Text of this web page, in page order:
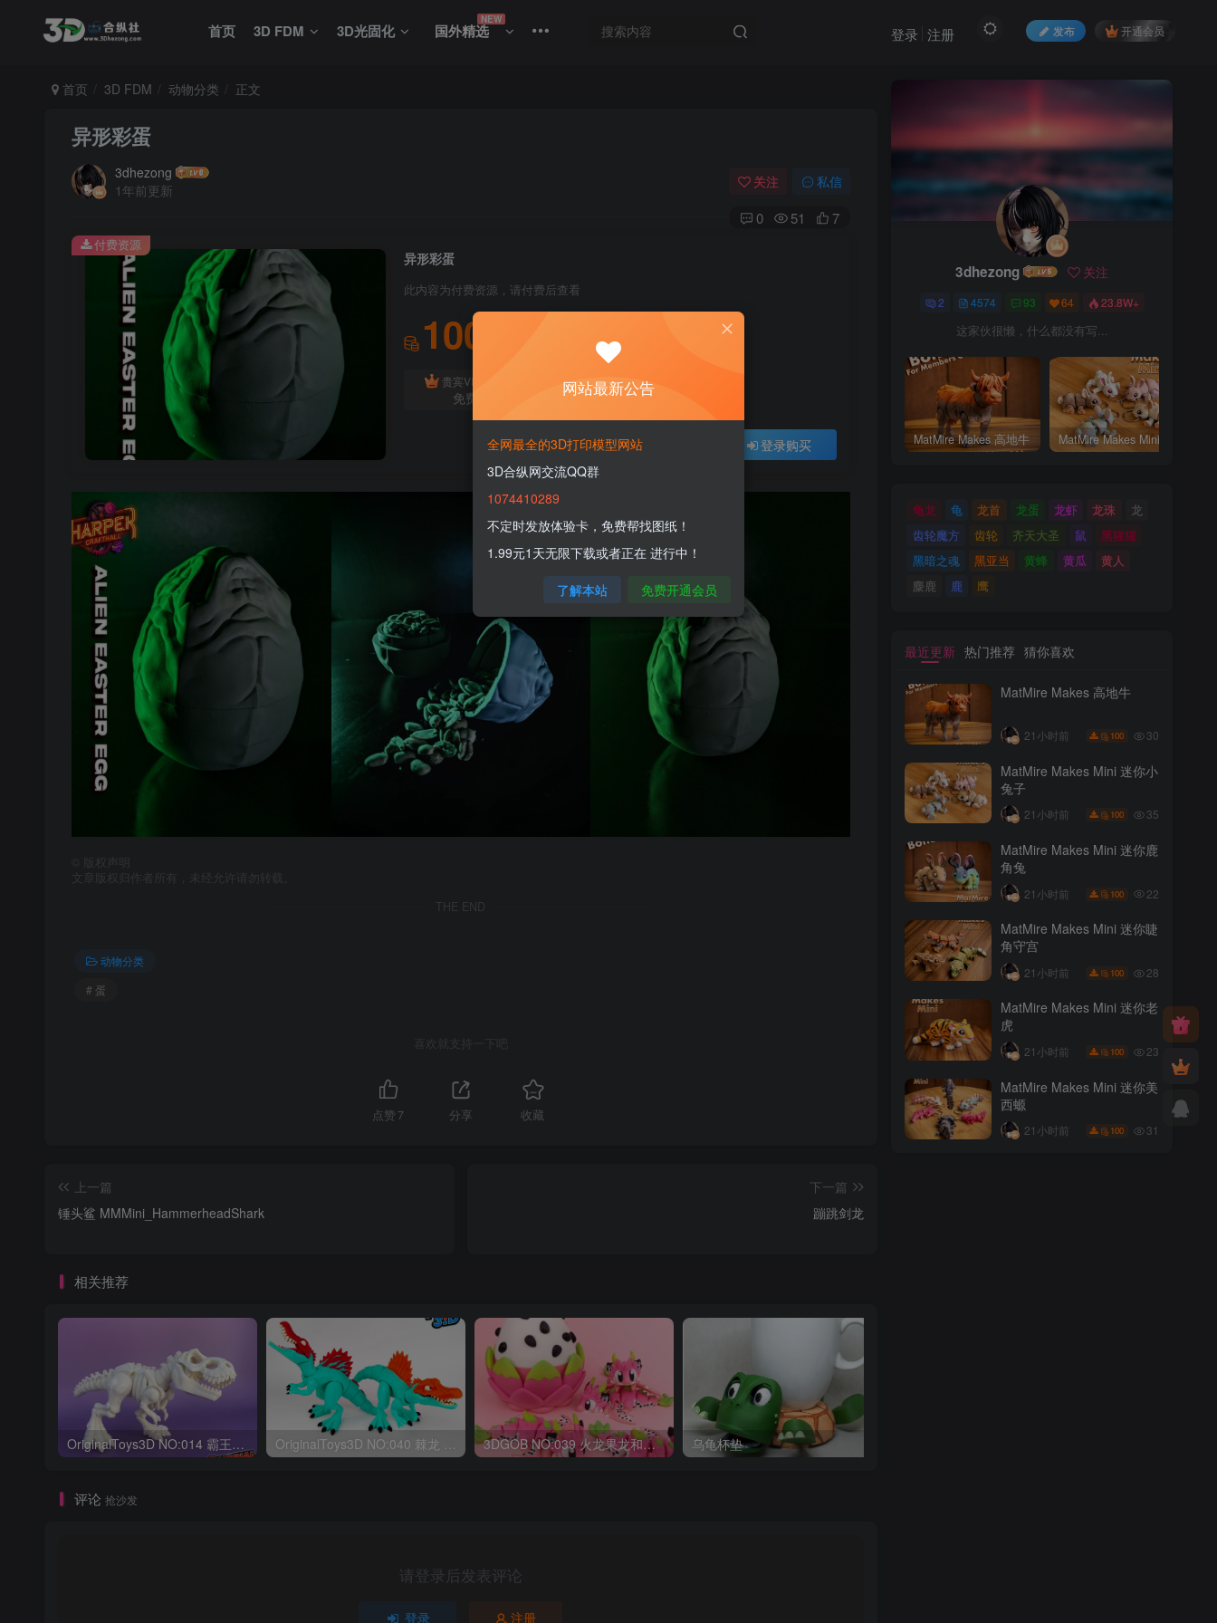
首页 3D FDM 3D光固化 国外精选
NEW
发布 开通会员
登录 注册
首页 3D FDM 动物分类 正文
异形彩蛋
3dhezong
1年前更新
关注 私信
0 51 7
异形彩蛋
此内容为付费资源，请付费后查看
100
贵宾VIP会员
免费
体验会员免费
登录购买
付费资源
版权声明
文章版权归作者所有，未经允许请勿转载。
THE END
动物分类
# 蛋
喜欢就支持一下吧
点赞 7 分享 收藏
上一篇
锤头鲨 MMMini_HammerheadShark
下一篇
蹦跳剑龙
相关推荐
OriginalToys3D NO:014 霸王龙骨架 OriginalToys3D NO:040 棘龙 Spinosaurus Remastered 3DGOB NO:039 火龙果龙和龙蛋 DragonFruit_MiniDragon 乌龟杯垫
评论 抢沙发
请登录后发表评论
登录 注册
3dhezong 关注
2 4574 93 64 23.8W+
这家伙很懒，什么都没有写...
MatMire Makes 高地牛
龟龙 龟 龙首 龙蛋 龙虾 龙珠
龙
齿轮魔方
齿轮 齐天大圣 鼠
黑猩猩
黑暗之魂
黑亚当 黄蜂 黄瓜
黄人
麋鹿
鹿 鹰
最近更新 热门推荐 猜你喜欢
MatMire Makes 高地牛
21小时前 100 30
MatMire Makes Mini 迷你小
兔子
21小时前 100 35
MatMire Makes Mini 迷你鹿
角兔
21小时前 100 22
MatMire Makes Mini 迷你睫
角守宫
21小时前 100 28
MatMire Makes Mini 迷你老
虎
21小时前 100 23
MatMire Makes Mini 迷你美
西螈
21小时前 100 31
网站最新公告
全网最全的3D打印模型网站
3D合纵网交流QQ群
1074410289
不定时发放体验卡，免费帮找图纸！
1.99元1天无限下载或者正在 进行中！
了解本站 免费开通会员